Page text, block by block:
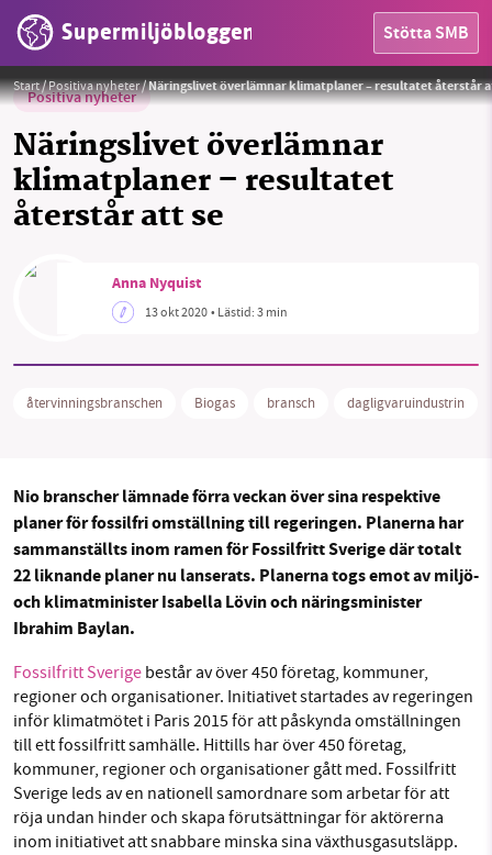
Supermiljöbloggen Stötta SMB
HEM
OMRÅDEN
Instagram
Threads LinkedIn
Start/Positiva nyheter/Näringslivet överlämnar klimatplaner – resultatet återstår
Positiva nyheter
Näringslivet överlämnar
klimatplaner – resultatet
återstår att se
Various-Photography från Pixabay
Anna Nyquist
13 okt 2020• Lästid:3 min
återvinningsbranschen Biogas bransch dagligvaruindustrin
Nio branscher lämnade förra veckan över sina respektive
planer för fossilfri omställning till regeringen. Planerna har
sammanställts inom ramen för Fossilfritt Sverige där totalt
22 liknande planer nu lanserats. Planerna togs emot av miljö-
och klimatminister Isabella Lövin och näringsminister
Ibrahim Baylan.
Fossilfritt Sverige består av över 450 företag, kommuner,
regioner och organisationer. Initiativet startades av regeringen
inför klimatmötet i Paris 2015 för att påskynda omställningen
till ett fossilfritt samhälle. Hittills har över 450 företag,
kommuner, regioner och organisationer gått med. Fossilfritt
Sverige leds av en nationell samordnare som arbetar för att
röja undan hinder och skapa förutsättningar för aktörerna
inom initiativet att snabbare minska sina växthusgasutsläpp.
SMB kämpar för en hållbar framtid. Sedan
starten 2010 har vår ideella redaktion drivit
miljödebatten framåt genom
nyhetsbevakning och granskningar. Nu vill vi
utveckla vårt arbete – och vi hoppas att du
vill hjälpa oss.
Stötta vårt arbete genom att swisha en slant till
1231368703